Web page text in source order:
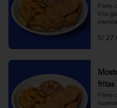
Filete
frito
S/
fritas
Filete